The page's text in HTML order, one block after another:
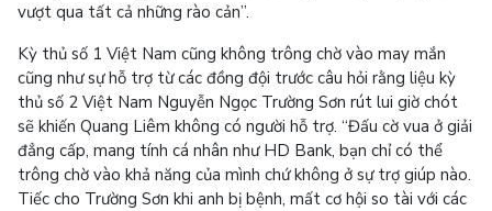
vượt qua tất cả những rào cản”.
Kỳ thủ số 1 Việt Nam cũng không trông chờ vào may mắn
cũng như sự hỗ trợ từ các đồng đội trước câu hỏi rằng liệu kỳ
thủ số 2 Việt Nam Nguyễn Ngọc Trường Sơn rút lui giờ chót
sẽ khiến Quang Liêm không có người hỗ trợ. “Đấu cờ vua ở giải
đẳng cấp, mang tính cá nhân như HD Bank, bạn chỉ có thể
trông chờ vào khả năng của mình chứ không ở sự trợ giúp nào.
Tiếc cho Trường Sơn khi anh bị bệnh, mất cơ hội so tài với các